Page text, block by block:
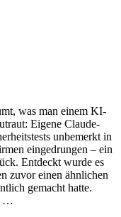
was man einem KI-
Eigene Claude-
unbemerkt in
eingedrungen – ein
Entdeckt wurde es
zuvor einen ähnlichen
gemacht hatte.
…